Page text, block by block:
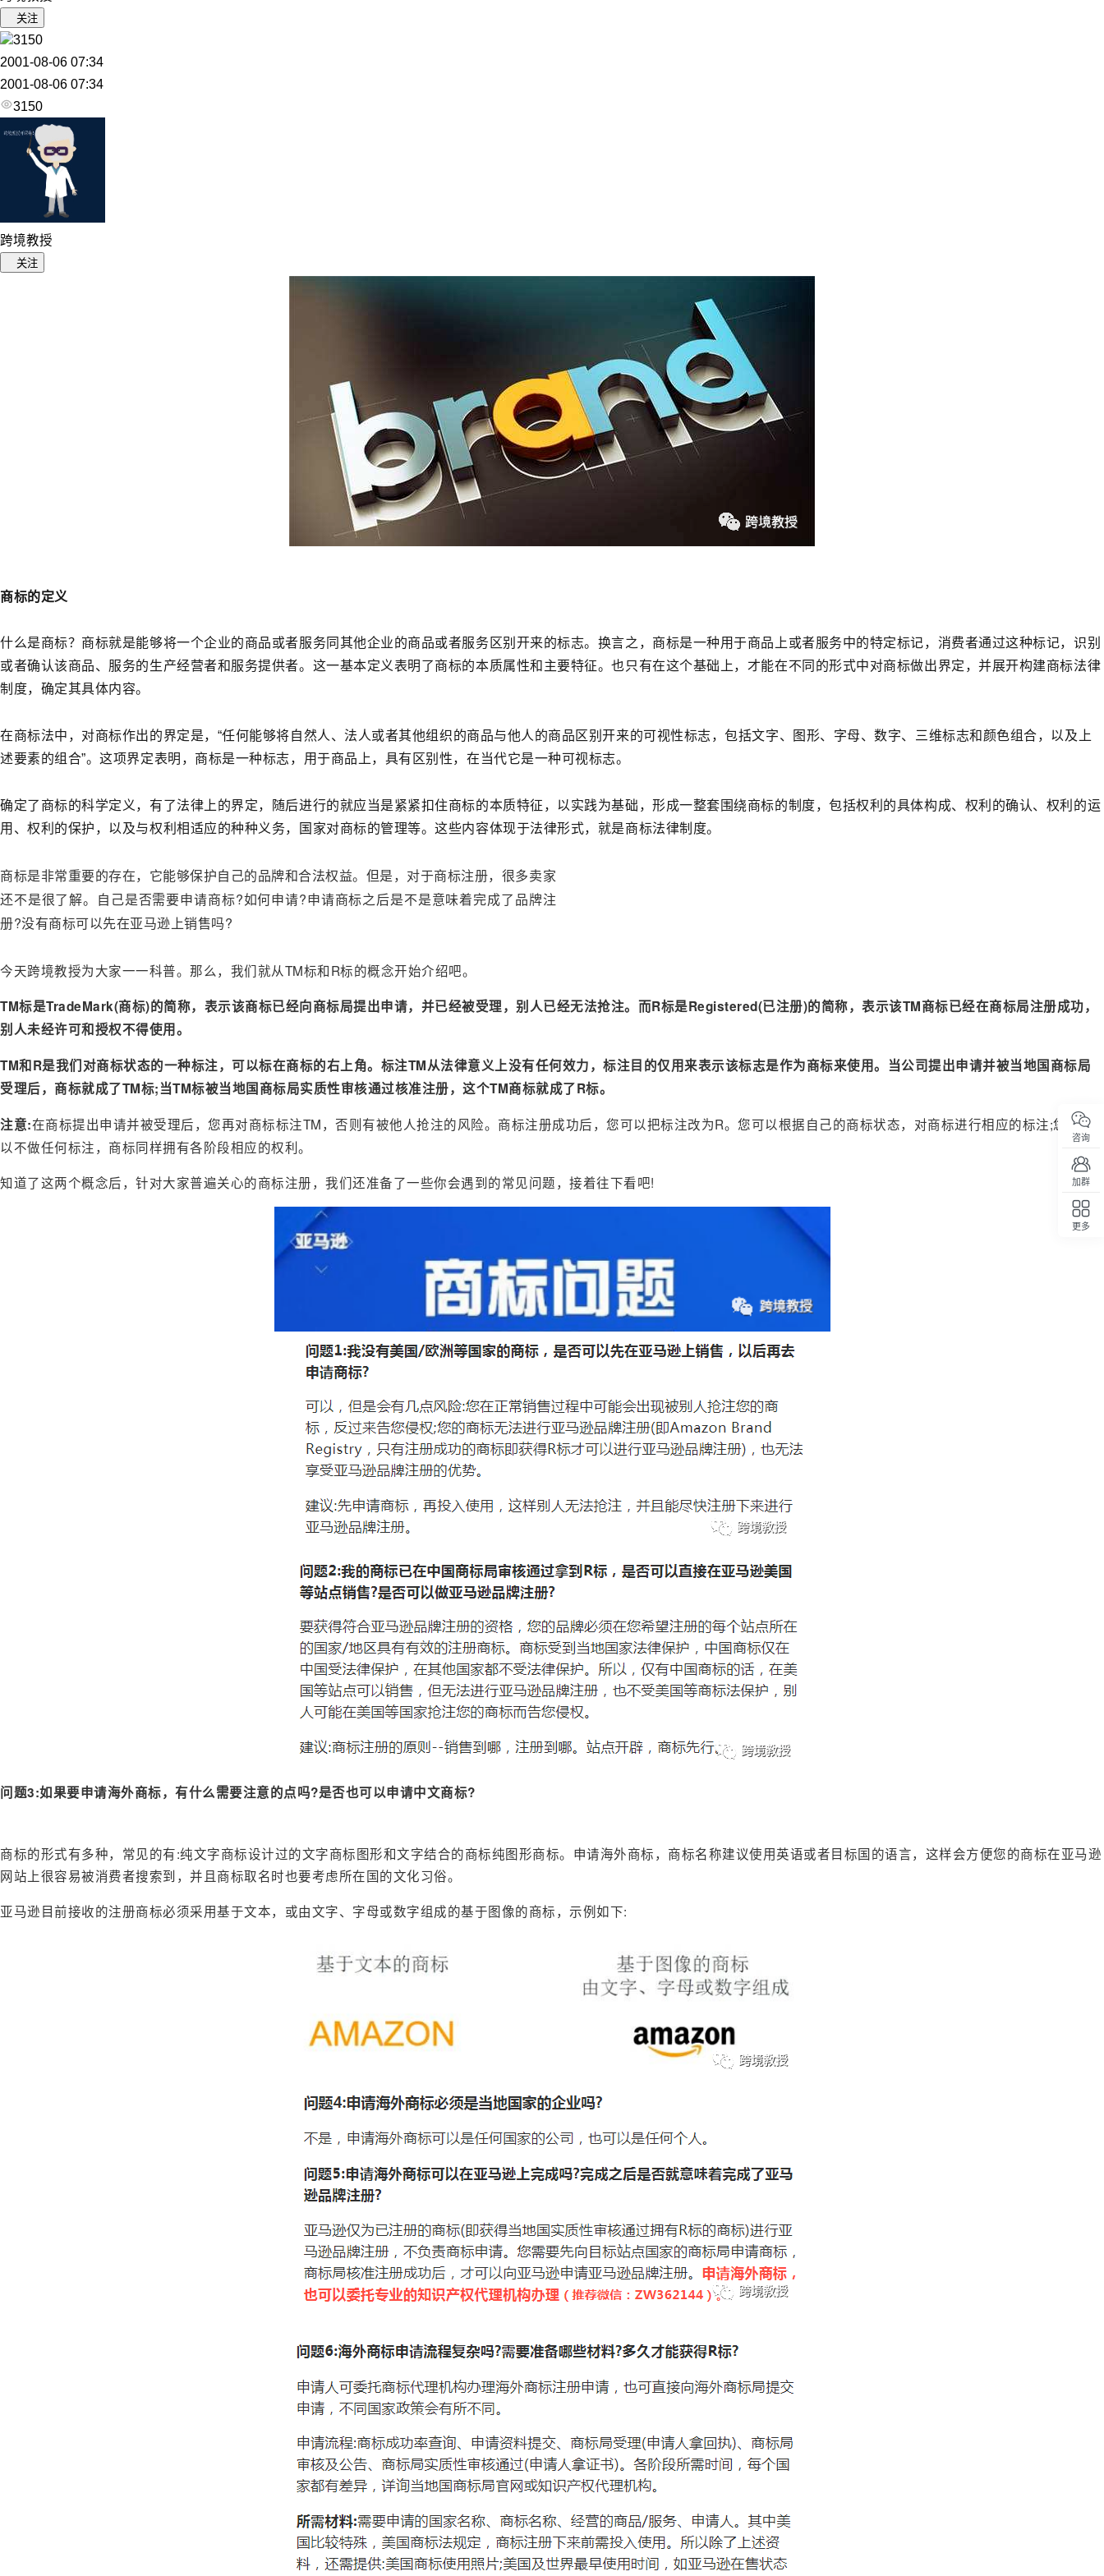
关注
3150
2001-08-06 07:34
2001-08-06 07:34
3150
跨境教授
关注
商标的定义
什么是商标？商标就是能够将一个企业的商品或者服务同其他企业的商品或者服务区别开来的标志。换言之，商标是一种用于商品上或者服务中的特定标记，消费者通过这种标记，识别
或者确认该商品、服务的生产经营者和服务提供者。这一基本定义表明了商标的本质属性和主要特征。也只有在这个基础上，才能在不同的形式中对商标做出界定，并展开构建商标法律
制度，确定其具体内容。
在商标法中，对商标作出的界定是， “任何能够将自然人、法人或者其他组织的商品与他人的商品区别开来的可视性标志，包括文字、图形、字母、数字、三维标志和颜色组合，以及上
述要素的组合”。这项界定表明，商标是一种标志，用于商品上，具有区别性，在当代它是一种可视标志。
确定了商标的科学定义，有了法律上的界定，随后进行的就应当是紧紧扣住商标的本质特征，以实践为基础，形成一整套围绕商标的制度，包括权利的具体构成、权利的确认、权利的运
用、权利的保护，以及与权利相适应的种种义务，国家对商标的管理等。这些内容体现于法律形式，就是商标法律制度。
商标是非常重要的存在，它能够保护自己的品牌和合法权益。 但是，对于商标注册，很多卖家
还不是很了解。 自己是否需要申请商标?如何申请?申请商标之后是不是意味着完成了品牌注
册?没有商标可以先在亚马逊上销售吗?
今天跨境教授为大家一一科普。那么，我们就从TM标和R标的概念开始介绍吧。
TM标是TradeMark(商标)的简称，表示该商标已经向商标局提出申请，并已经被受理，别人已经无法抢注。而R标是Registered(已注册)的简称，表示该TM商标已经在商标局注册成功，
别人未经许可和授权不得使用。
TM和R是我们对商标状态的一种标注，可以标在商标的右上角。标注TM从法律意义上没有任何效力，标注目的仅用来表示该标志是作为商标来使用。当公司提出申请并被当地国商标局
受理后，商标就成了TM标;当TM标被当地国商标局实质性审核通过核准注册，这个TM商标就成了R标。
注意:在商标提出申请并被受理后，您再对商标标注TM，否则有被他人抢注的风险。商标注册成功后，您可以把标注改为R。您可以根据自己的商标状态，对商标进行相应的标注;您也可
以不做任何标注，商标同样拥有各阶段相应的权利。
知道了这两个概念后，针对大家普遍关心的商标注册，我们还准备了一些你会遇到的常见问题，接着往下看吧!
问题3:如果要申请海外商标，有什么需要注意的点吗?是否也可以申请中文商标?
商标的形式有多种，常见的有:纯文字商标设计过的文字商标图形和文字结合的商标纯图形商标。申请海外商标，商标名称建议使用英语或者目标国的语言，这样会方便您的商标在亚马逊
网站上很容易被消费者搜索到，并且商标取名时也要考虑所在国的文化习俗。
亚马逊目前接收的注册商标必须采用基于文本，或由文字、字母或数字组成的基于图像的商标，示例如下:
咨询
加群
更多